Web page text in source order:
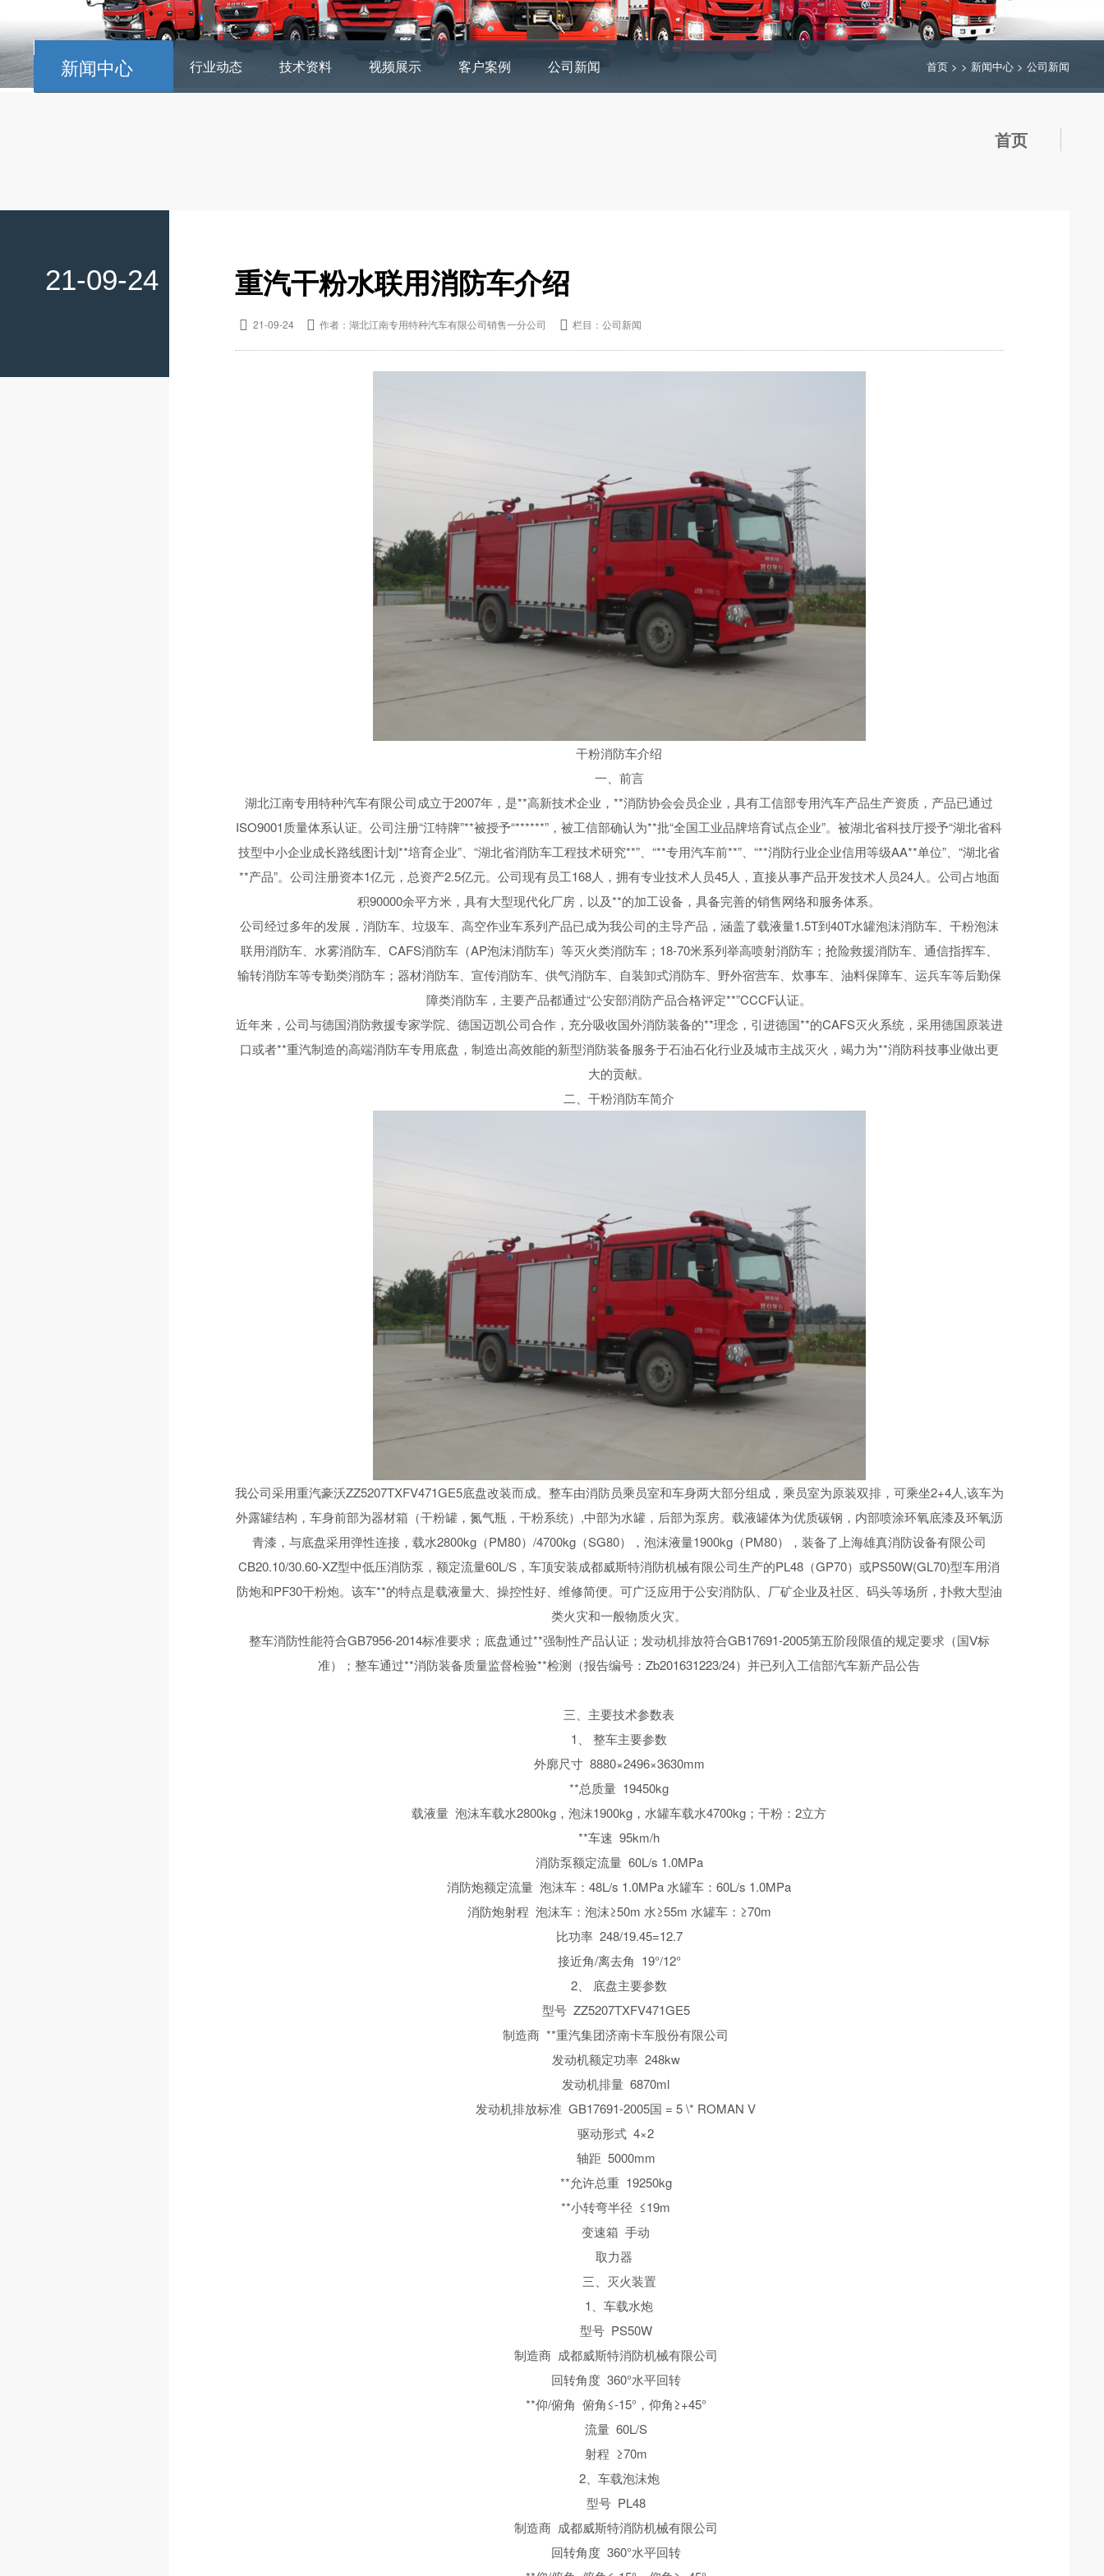
新闻中心 行业动态 技术资料 视频展示 客户案例 公司新闻 首页 > > 新闻中心 > 公司新闻
首页
21-09-24 重汽干粉水联用消防车介绍
 21-09-24  作者：湖北江南专用特种汽车有限公司销售一分公司  栏目：公司新闻
干粉消防车介绍
一、前言
湖北江南专用特种汽车有限公司成立于2007年，是**高新技术企业，**消防协会会员企业，具有工信部专用汽车产品生产资质，产品已通过
ISO9001质量体系认证。公司注册“江特牌”**被授予“******”，被工信部确认为**批“全国工业品牌培育试点企业”。被湖北省科技厅授予“湖北省科
技型中小企业成长路线图计划**培育企业”、“湖北省消防车工程技术研究**”、“**专用汽车前**”、“**消防行业企业信用等级AA**单位”、“湖北省
**产品”。公司注册资本1亿元，总资产2.5亿元。公司现有员工168人，拥有专业技术人员45人，直接从事产品开发技术人员24人。公司占地面
积90000余平方米，具有大型现代化厂房，以及**的加工设备，具备完善的销售网络和服务体系。
公司经过多年的发展，消防车、垃圾车、高空作业车系列产品已成为我公司的主导产品，涵盖了载液量1.5T到40T水罐泡沫消防车、干粉泡沫
联用消防车、水雾消防车、CAFS消防车（AP泡沫消防车）等灭火类消防车；18-70米系列举高喷射消防车；抢险救援消防车、通信指挥车、
输转消防车等专勤类消防车；器材消防车、宣传消防车、供气消防车、自装卸式消防车、野外宿营车、炊事车、油料保障车、运兵车等后勤保
障类消防车，主要产品都通过“公安部消防产品合格评定**”CCCF认证。
近年来，公司与德国消防救援专家学院、德国迈凯公司合作，充分吸收国外消防装备的**理念，引进德国**的CAFS灭火系统，采用德国原装进
口或者**重汽制造的高端消防车专用底盘，制造出高效能的新型消防装备服务于石油石化行业及城市主战灭火，竭力为**消防科技事业做出更
大的贡献。
二、干粉消防车简介
我公司采用重汽豪沃ZZ5207TXFV471GE5底盘改装而成。整车由消防员乘员室和车身两大部分组成，乘员室为原装双排，可乘坐2+4人,该车为
外露罐结构，车身前部为器材箱（干粉罐，氮气瓶，干粉系统）,中部为水罐，后部为泵房。载液罐体为优质碳钢，内部喷涂环氧底漆及环氧沥
青漆，与底盘采用弹性连接，载水2800kg（PM80）/4700kg（SG80），泡沫液量1900kg（PM80），装备了上海雄真消防设备有限公司
CB20.10/30.60-XZ型中低压消防泵，额定流量60L/S，车顶安装成都威斯特消防机械有限公司生产的PL48（GP70）或PS50W(GL70)型车用消
防炮和PF30干粉炮。该车**的特点是载液量大、操控性好、维修简便。可广泛应用于公安消防队、厂矿企业及社区、码头等场所，扑救大型油
类火灾和一般物质火灾。
整车消防性能符合GB7956-2014标准要求；底盘通过**强制性产品认证；发动机排放符合GB17691-2005第五阶段限值的规定要求（国Ⅴ标
准）；整车通过**消防装备质量监督检验**检测（报告编号：Zb201631223/24）并已列入工信部汽车新产品公告
三、主要技术参数表
1、 整车主要参数
外廓尺寸 8880×2496×3630mm
**总质量 19450kg
载液量 泡沫车载水2800kg，泡沫1900kg，水罐车载水4700kg；干粉：2立方
**车速 95km/h
消防泵额定流量 60L/s 1.0MPa
消防炮额定流量 泡沫车：48L/s 1.0MPa 水罐车：60L/s 1.0MPa
消防炮射程 泡沫车：泡沫≥50m 水≥55m 水罐车：≥70m
比功率 248/19.45=12.7
接近角/离去角 19°/12°
2、 底盘主要参数
型号 ZZ5207TXFV471GE5
制造商 **重汽集团济南卡车股份有限公司
发动机额定功率 248kw
发动机排量 6870ml
发动机排放标准 GB17691-2005国 = 5 \* ROMAN V
驱动形式 4×2
轴距 5000mm
**允许总重 19250kg
**小转弯半径 ≤19m
变速箱 手动
取力器
三、灭火装置
1、车载水炮
型号 PS50W
制造商 成都威斯特消防机械有限公司
回转角度 360°水平回转
**仰/俯角 俯角≤-15°，仰角≥+45°
流量 60L/S
射程 ≥70m
2、车载泡沫炮
型号 PL48
制造商 成都威斯特消防机械有限公司
回转角度 360°水平回转